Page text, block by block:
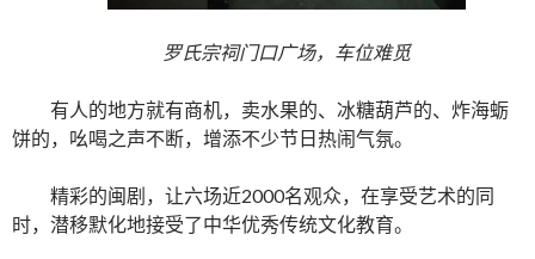
罗氏宗祠门口广场，车位难觅
有人的地方就有商机，卖水果的、冰糖葫芦的、炸海蛎
饼的，吆喝之声不断，增添不少节日热闹气氛。
精彩的闽剧，让六场近2000名观众，在享受艺术的同
时，潜移默化地接受了中华优秀传统文化教育。